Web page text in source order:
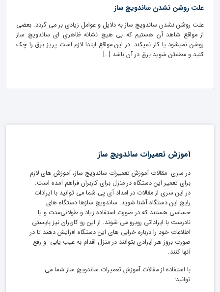
علت روشن نشدن ساندویچ ساز
علت روشن نشدن ساندویچ ساز به دلایل و عوامل زیادی بر می گردد. بعضی
از مواقع شاهد آن هستیم که بی هیچ نشانه ظاهری ای ساندویچ ساز
روشن نمیشود یا کار نمیکند. در این مواقع ابتدا لازم است پریز برق را چک
کنید و مطمئن شوید برق در آن باشد […]
آموزش تعمیرات ساندویچ ساز
در سری مقالات آموزش تعمیرات ساندویچ ساز، آموزش های لازم
برای تعمیر این دستگاه در منزل برای کاربران فراهم آمده است.
در این سری از مقالات در امداد آی پی شما می توانید با ایرادات
رایج این دستگاه آشنا شوید. ساندویچ سازها دستگاه های
حساسی هستند که در صورت استفاده زیاد و طولانی‌مدت و یا
نادرست با ایراداتی روبرو می شوند. از این رو کاربران نیز بایستی
اطلاعات خود را درباره خرابی های این دستگاه افزایش دهند تا در
صورت بروز هر ایرادی بتوانند در منزل اقدام به عیب یابی و رفع
آنها کنند.
با استفاده از مقالات آموزش تعمیرات ساندویچ ساز شما می
توانید: